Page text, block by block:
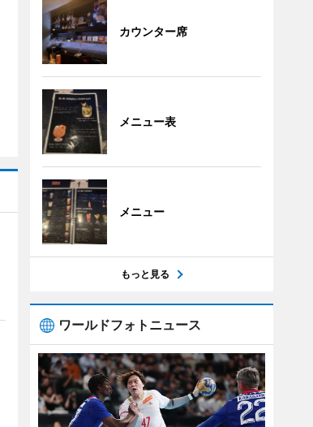
カウンター席
メニュー表
メニュー
もっと見る
ワールドフォトニュース